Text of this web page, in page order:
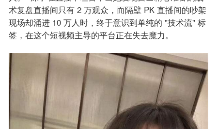
术复盘直播间只有 2 万观众，而隔壁 PK 直播间的吵架
现场却涌进 10 万人时，终于意识到单纯的 "技术流" 标
签，在这个短视频主导的平台正在失去魔力。​